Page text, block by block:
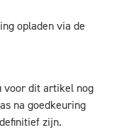
opladen via de
voor dit artikel nog
na goedkeuring
zijn.